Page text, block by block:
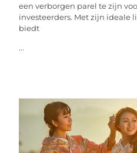
een verborgen parel te zijn
investeerders. Met zijn ideale
biedt
...